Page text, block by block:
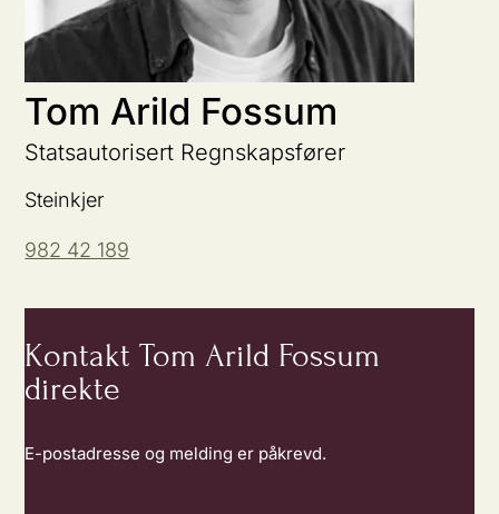
Tom Arild Fossum
Statsautorisert Regnskapsfører
Steinkjer
982 42 189
Kontakt Tom Arild Fossum
direkte
E-postadresse og melding er påkrevd.